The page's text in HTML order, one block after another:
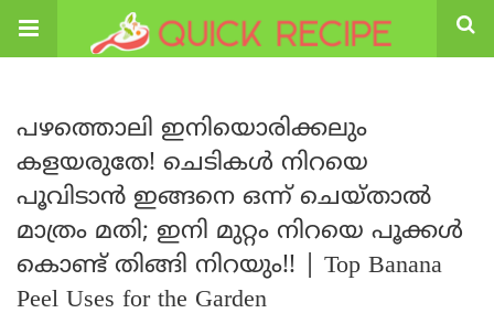
പഴത്തൊലി ഇനിയൊരിക്കലും
കളയരുതേ! ചെടികൾ നിറയെ
പൂവിടാൻ ഇങ്ങനെ ഒന്ന് ചെയ്താൽ
മാത്രം മതി; ഇനി മുറ്റം നിറയെ പൂക്കൾ
കൊണ്ട് തിങ്ങി നിറയും!! | Top Banana
Peel Uses for the Garden